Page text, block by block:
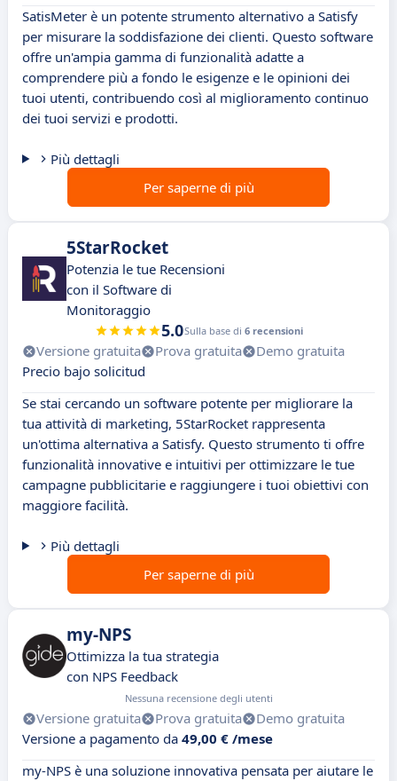
SatisMeter è un potente strumento alternativo a Satisfy
per misurare la soddisfazione dei clienti. Questo software
offre un'ampia gamma di funzionalità adatte a
comprendere più a fondo le esigenze e le opinioni dei
tuoi utenti, contribuendo così al miglioramento continuo
dei tuoi servizi e prodotti.
Più dettagli
Per saperne di più
5StarRocket
Potenzia le tue Recensioni
con il Software di
Monitoraggio
5.0Sulla base di 6 recensioni
Versione gratuita Prova gratuita
Demo gratuita
Precio bajo solicitud
Se stai cercando un software potente per migliorare la
tua attività di marketing, 5StarRocket rappresenta
un'ottima alternativa a Satisfy. Questo strumento ti offre
funzionalità innovative e intuitivi per ottimizzare le tue
campagne pubblicitarie e raggiungere i tuoi obiettivi con
maggiore facilità.
Più dettagli
Per saperne di più
my-NPS
Ottimizza la tua strategia
con NPS Feedback
Nessuna recensione degli utenti
Versione gratuita Prova gratuita
Demo gratuita
Versione a pagamento da 49,00 € /mese
my-NPS è una soluzione innovativa pensata per aiutare le